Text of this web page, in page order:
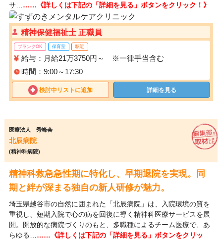
サ… ……《詳しくは下記の「詳細を見る」ボタンをクリック！》
精神保健福祉士 正職員
ブランクOK 保育室 駅近
給与：月給21万3750円～ ※一律手当含む
時間：9:00～17:30
検討中リストに追加 詳細を見る
医療法人 秀峰会
北辰病院
(精神科病院)
精神科救急急性期に特化し、早期退院を実現。同
期と絆が深まる独自の新人研修が魅力。
埼玉県越谷市の自然に囲まれた「北辰病院」は、入院環境の質を
重視し、短期入院で心の病を回復に導く精神科医療サービスを展
開。開放的な病院づくりのもと、多職種によるチーム医療で、あ
らゆる… ……《詳しくは下記の「詳細を見る」ボタンをクリッ